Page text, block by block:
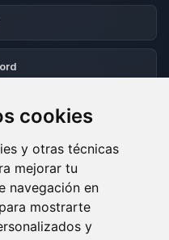
cookies
y otras técnicas
mejorar tu
navegación en
mostrarte
y
ACEPTADOS